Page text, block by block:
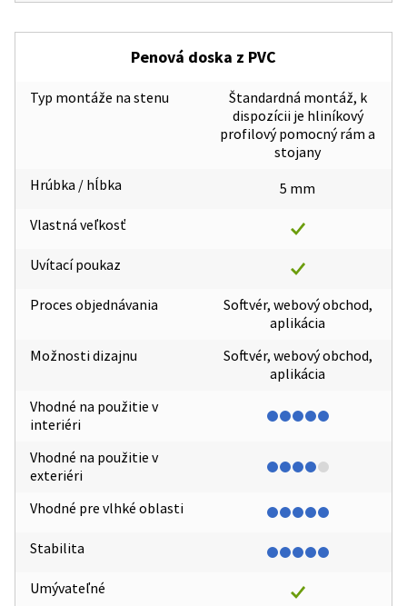
Penová doska z PVC
Typ montáže na stenu
Hrúbka / hĺbka
Vlastná veľkosť
Uvítací poukaz
Proces objednávania
Možnosti dizajnu
Vhodné na použitie v
interiéri
Vhodné na použitie v
exteriéri
Vhodné pre vlhké oblasti
Stabilita
Umývateľné
Štandardná montáž, k
dispozícii je hliníkový
profilový pomocný rám a
stojany
5 mm
Softvér, webový obchod,
aplikácia
Softvér, webový obchod,
aplikácia